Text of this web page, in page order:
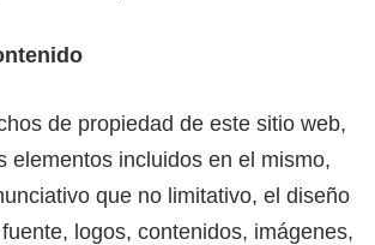
de propiedad de este sitio web,
elementos incluidos en el mismo,
que no limitativo, el diseño
logos, contenidos, imágenes,